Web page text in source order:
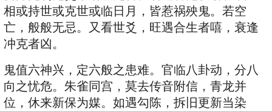
相或持世或克世或临日月，皆惹祸殃鬼。若空
亡，般般无忌。又看世爻，旺遇合生者嘻，衰逢
冲克者凶。
鬼值六神兴，定六般之患难。官临八卦动，分八
向之忧危。朱雀同宫，莫去传音附信，青龙并
位，休来新保为媒。如遇勾陈，拆旧更新当染